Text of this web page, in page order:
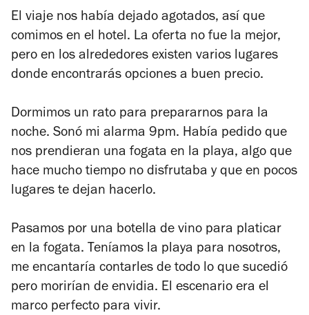
El viaje nos había dejado agotados, así que
comimos en el hotel. La oferta no fue la mejor,
pero en los alrededores existen varios lugares
donde encontrarás opciones a buen precio.
Dormimos un rato para prepararnos para la
noche. Sonó mi alarma 9pm. Había pedido que
nos prendieran una fogata en la playa, algo que
hace mucho tiempo no disfrutaba y que en pocos
lugares te dejan hacerlo.
Pasamos por una botella de vino para platicar
en la fogata. Teníamos la playa para nosotros,
me encantaría contarles de todo lo que sucedió
pero morirían de envidia. El escenario era el
marco perfecto para vivir.